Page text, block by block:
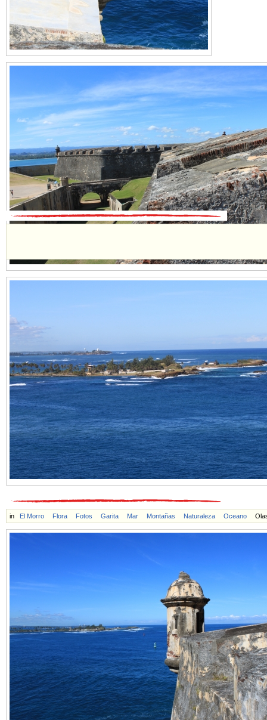
in El Morro Flora Fotos Garita Mar Montañas Naturaleza Oceano